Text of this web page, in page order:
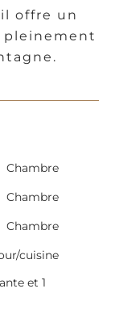
offre un
pleinement
Chambre
Chambre
Chambre
cuisine
et 1